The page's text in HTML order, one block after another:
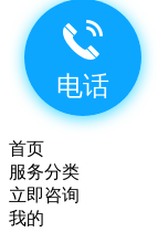
首页
服务分类
立即咨询
我的